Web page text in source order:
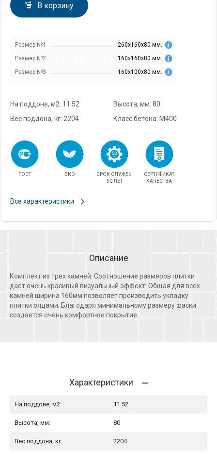
В корзину
Размер №1
260х160х80 мм.
Размер №2
160х160х80 мм.
Размер №3
160х100х80 мм.
На поддоне, м2: 11.52
Высота, мм: 80
Вес поддона, кг: 2204
Класс бетона: М400
ГОСТ ЭКО
СРОК СЛУЖБЫ
50 ЛЕТ
СЕРТИФИКАТ
КАЧЕСТВА
Все характеристики
Описание
Комплект из трех камней. Соотношение размеров плитки
даёт очень красивый визуальный эффект. Общая для всех
камней ширина 160мм позволяет производить укладку
плитки рядами. Благодаря минимальному размеру фаски
создается очень комфортное покрытие.
Характеристики
На поддоне, м2: 11.52
Высота, мм: 80
Вес поддона, кг: 2204